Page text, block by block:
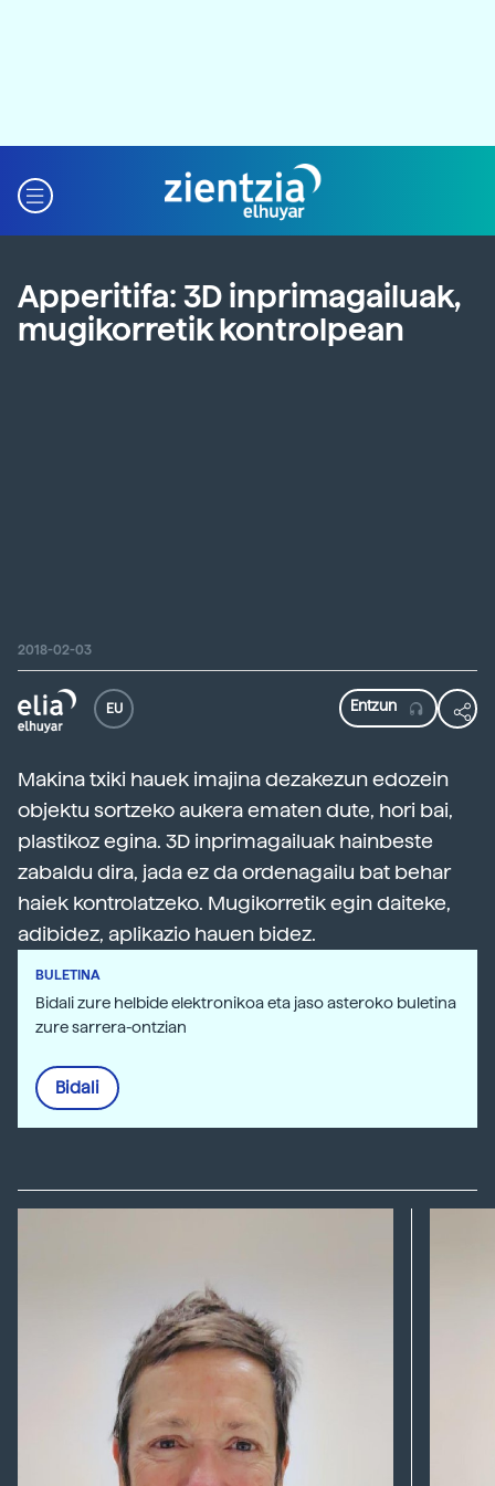
Apperitifa: 3D inprimagailuak,
mugikorretik kontrolpean
2018-02-03
EU
Makina txiki hauek imajina dezakezun edozein
objektu sortzeko aukera ematen dute, hori bai,
plastikoz egina. 3D inprimagailuak hainbeste
zabaldu dira, jada ez da ordenagailu bat behar
haiek kontrolatzeko. Mugikorretik egin daiteke,
adibidez, aplikazio hauen bidez.
BULETINA
Bidali zure helbide elektronikoa eta jaso asteroko buletina
zure sarrera-ontzian
Bidali